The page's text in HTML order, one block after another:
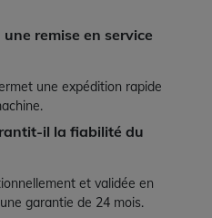
remise en service
une expédition rapide
il la fiabilité du
et validée en
garantie de 24 mois.